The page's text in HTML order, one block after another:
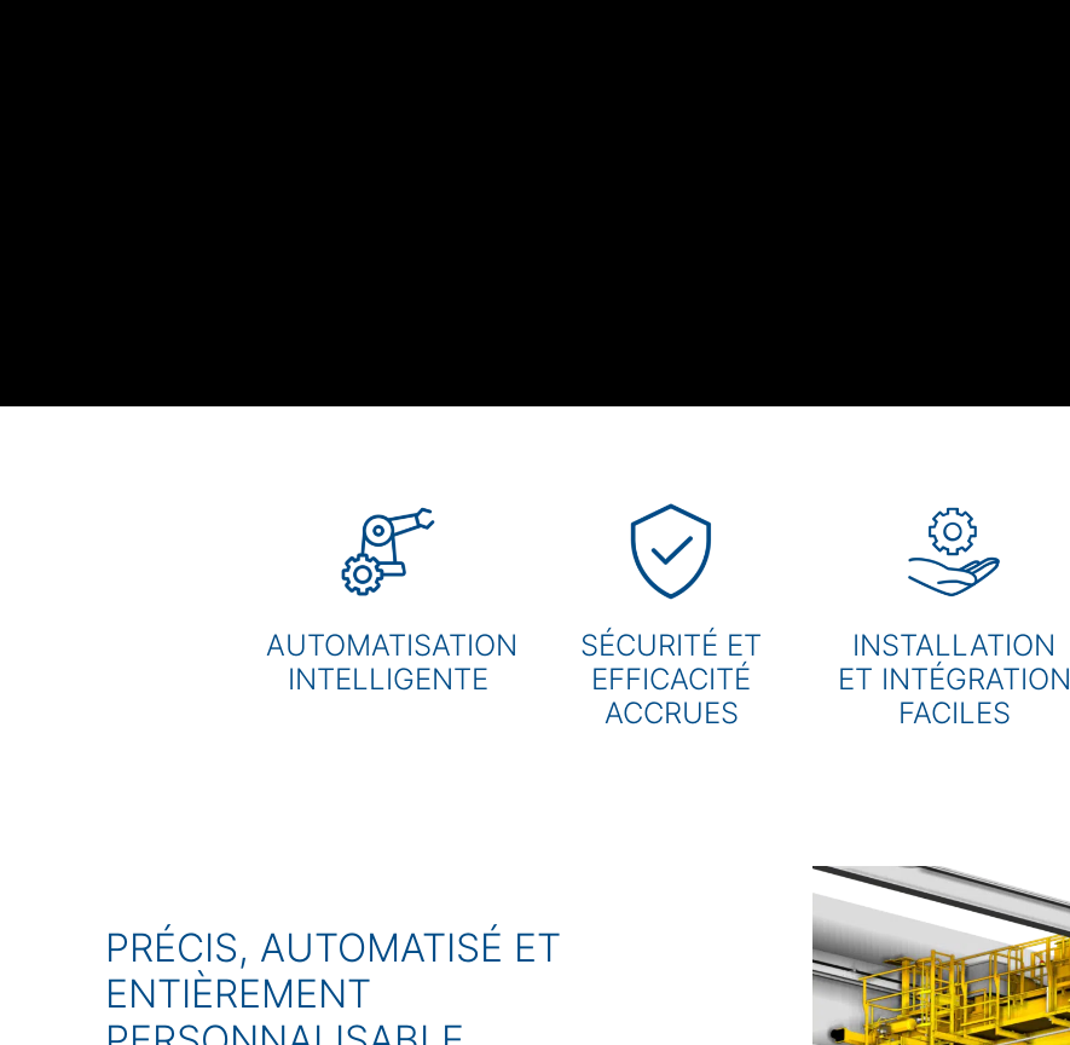
AUTOMATISATION
INTELLIGENTE
SÉCURITÉ ET
EFFICACITÉ
ACCRUES
INSTALLATION
ET INTÉGRATION
FACILES
PRÉCIS, AUTOMATISÉ ET
ENTIÈREMENT